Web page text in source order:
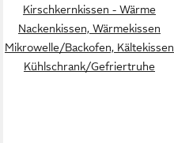
Kirschkernkissen - Wärme
Nackenkissen, Wärmekissen
Mikrowelle/Backofen, Kältekissen
Kühlschrank/Gefriertruhe